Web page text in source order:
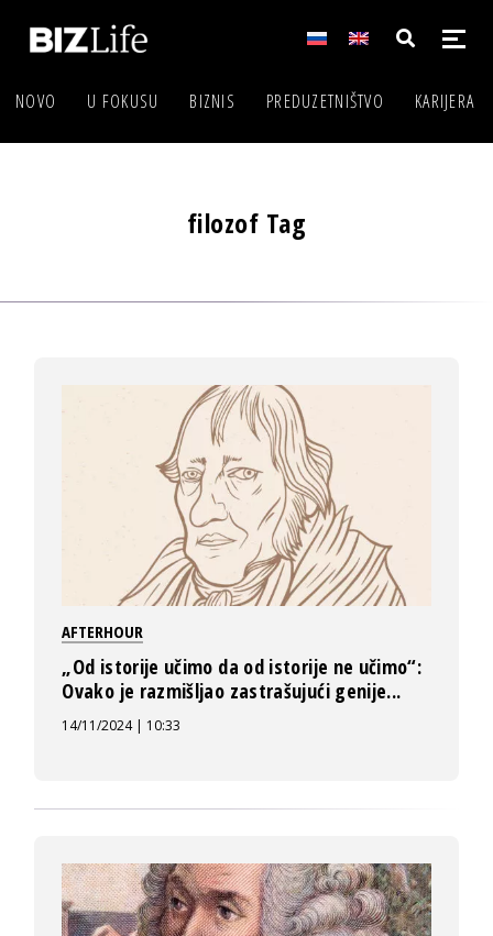
NOVO U FOKUSU BIZNIS PREDUZETNIŠTVO KARIJERA
filozof Tag
AFTERHOUR
„Od istorije učimo da od istorije ne učimo“:
Ovako je razmišljao zastrašujući genije...
14/11/2024 | 10:33